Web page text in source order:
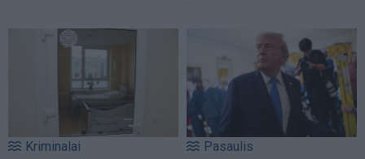
Kriminalai Pasaulis